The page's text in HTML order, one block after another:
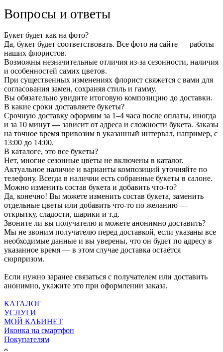
Вопросы и ответы
Букет будет как на фото?
Да, букет будет соответствовать. Все фото на сайте — работы
наших флористов.
Возможны незначительные отличия из-за сезонности, наличия
и особенностей самих цветов.
При существенных изменениях флорист свяжется с вами для
согласования замен, сохраняя стиль и гамму.
Вы обязательно увидите итоговую композицию до доставки.
В какие сроки доставляете букеты?
Срочную доставку оформим за 1–4 часа после оплаты, иногда
и за 10 минут — зависит от адреса и сложности букета. Заказы
на точное время привозим в указанный интервал, например, с
13:00 до 14:00.
В каталоге, это все букеты?
Нет, многие сезонные цветы не включены в каталог.
Актуальное наличие и варианты композиций уточняйте по
телефону. Всегда в наличии есть собранные букеты в салоне.
Можно изменить состав букета и добавить что-то?
Да, конечно! Вы можете изменить состав букета, заменить
отдельные цветы или добавить что-то по желанию —
открытку, сладости, шарики и т.д.
Звоните ли вы получателю и можете анонимно доставить?
Мы не звоним получателю перед доставкой, если указаны все
необходимые данные и вы уверены, что он будет по адресу в
указанное время — в этом случае доставка остаётся
сюрпризом.
Если нужно заранее связаться с получателем или доставить
анонимно, укажите это при оформлении заказа.
КАТАЛОГ
УСЛУГИ
МОЙ КАБИНЕТ
Иконка на смартфон
Покупателям